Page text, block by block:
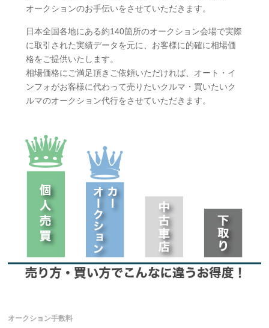
オークションのお手伝いをさせていただきます。
日本全国各地にある約140箇所のオークション会場で実際
に取引された実績データを元に、お客様に的確に相場価
格をご提供いたします。
相場価格にご満足頂きご依頼いただければ、オート・イ
ンフォがお客様に代わって売りたいクルマ・買いたいク
ルマのオークション代行をさせていただきます。
オークション手数料